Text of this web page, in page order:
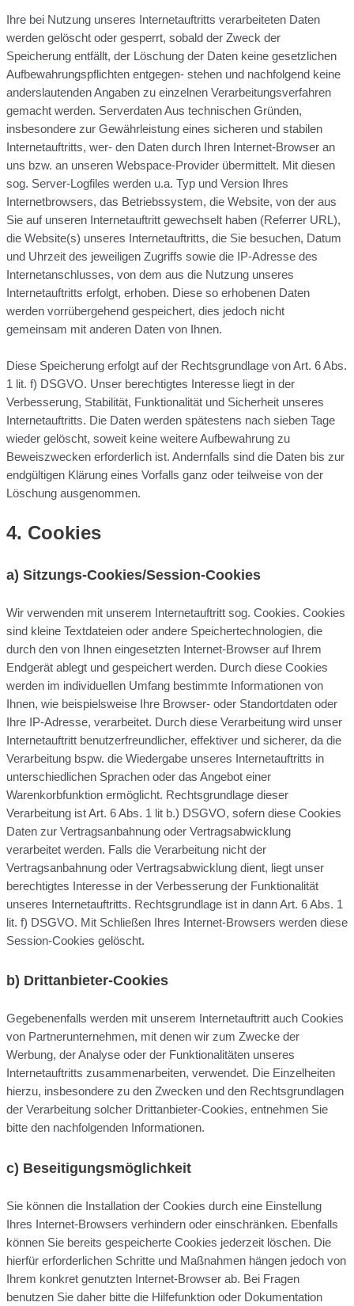
Ihre bei Nutzung unseres Internetauftritts verarbeiteten Daten
werden gelöscht oder gesperrt, sobald der Zweck der
Speicherung entfällt, der Löschung der Daten keine gesetzlichen
Aufbewahrungspflichten entgegen- stehen und nachfolgend keine
anderslautenden Angaben zu einzelnen Verarbeitungsverfahren
gemacht werden. Serverdaten Aus technischen Gründen,
insbesondere zur Gewährleistung eines sicheren und stabilen
Internetauftritts, wer- den Daten durch Ihren Internet-Browser an
uns bzw. an unseren Webspace-Provider übermittelt. Mit diesen
sog. Server-Logfiles werden u.a. Typ und Version Ihres
Internetbrowsers, das Betriebssystem, die Website, von der aus
Sie auf unseren Internetauftritt gewechselt haben (Referrer URL),
die Website(s) unseres Internetauftritts, die Sie besuchen, Datum
und Uhrzeit des jeweiligen Zugriffs sowie die IP-Adresse des
Internetanschlusses, von dem aus die Nutzung unseres
Internetauftritts erfolgt, erhoben. Diese so erhobenen Daten
werden vorrübergehend gespeichert, dies jedoch nicht
gemeinsam mit anderen Daten von Ihnen.
Diese Speicherung erfolgt auf der Rechtsgrundlage von Art. 6 Abs.
1 lit. f) DSGVO. Unser berechtigtes Interesse liegt in der
Verbesserung, Stabilität, Funktionalität und Sicherheit unseres
Internetauftritts. Die Daten werden spätestens nach sieben Tage
wieder gelöscht, soweit keine weitere Aufbewahrung zu
Beweiszwecken erforderlich ist. Andernfalls sind die Daten bis zur
endgültigen Klärung eines Vorfalls ganz oder teilweise von der
Löschung ausgenommen.
4. Cookies
a) Sitzungs-Cookies/Session-Cookies
Wir verwenden mit unserem Internetauftritt sog. Cookies. Cookies
sind kleine Textdateien oder andere Speichertechnologien, die
durch den von Ihnen eingesetzten Internet-Browser auf Ihrem
Endgerät ablegt und gespeichert werden. Durch diese Cookies
werden im individuellen Umfang bestimmte Informationen von
Ihnen, wie beispielsweise Ihre Browser- oder Standortdaten oder
Ihre IP-Adresse, verarbeitet. Durch diese Verarbeitung wird unser
Internetauftritt benutzerfreundlicher, effektiver und sicherer, da die
Verarbeitung bspw. die Wiedergabe unseres Internetauftritts in
unterschiedlichen Sprachen oder das Angebot einer
Warenkorbfunktion ermöglicht. Rechtsgrundlage dieser
Verarbeitung ist Art. 6 Abs. 1 lit b.) DSGVO, sofern diese Cookies
Daten zur Vertragsanbahnung oder Vertragsabwicklung
verarbeitet werden. Falls die Verarbeitung nicht der
Vertragsanbahnung oder Vertragsabwicklung dient, liegt unser
berechtigtes Interesse in der Verbesserung der Funktionalität
unseres Internetauftritts. Rechtsgrundlage ist in dann Art. 6 Abs. 1
lit. f) DSGVO. Mit Schließen Ihres Internet-Browsers werden diese
Session-Cookies gelöscht.
b) Drittanbieter-Cookies
Gegebenenfalls werden mit unserem Internetauftritt auch Cookies
von Partnerunternehmen, mit denen wir zum Zwecke der
Werbung, der Analyse oder der Funktionalitäten unseres
Internetauftritts zusammenarbeiten, verwendet. Die Einzelheiten
hierzu, insbesondere zu den Zwecken und den Rechtsgrundlagen
der Verarbeitung solcher Drittanbieter-Cookies, entnehmen Sie
bitte den nachfolgenden Informationen.
c) Beseitigungsmöglichkeit
Sie können die Installation der Cookies durch eine Einstellung
Ihres Internet-Browsers verhindern oder einschränken. Ebenfalls
können Sie bereits gespeicherte Cookies jederzeit löschen. Die
hierfür erforderlichen Schritte und Maßnahmen hängen jedoch von
Ihrem konkret genutzten Internet-Browser ab. Bei Fragen
benutzen Sie daher bitte die Hilfefunktion oder Dokumentation